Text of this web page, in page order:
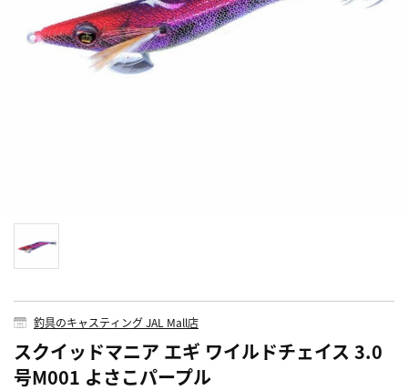
釣具のキャスティング JAL Mall店
スクイッドマニア エギ ワイルドチェイス 3.0
号M001 よさこパープル